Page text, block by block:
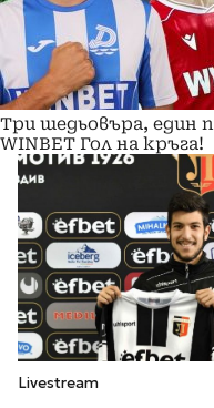
Три шедьовъра, един
WINBET Гол на кръга!
Livestream